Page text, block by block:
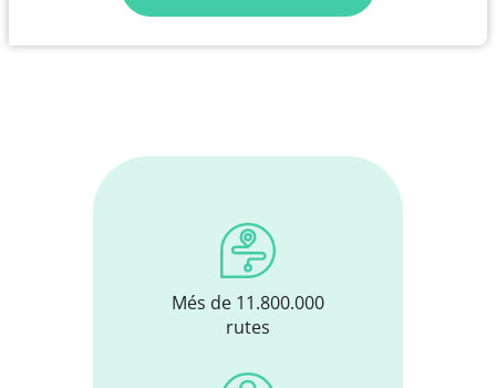
Més de 11.800.000
rutes